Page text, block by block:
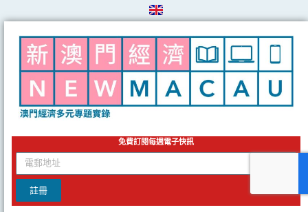
to
content
免費訂閱每週電子快訊
email
註冊